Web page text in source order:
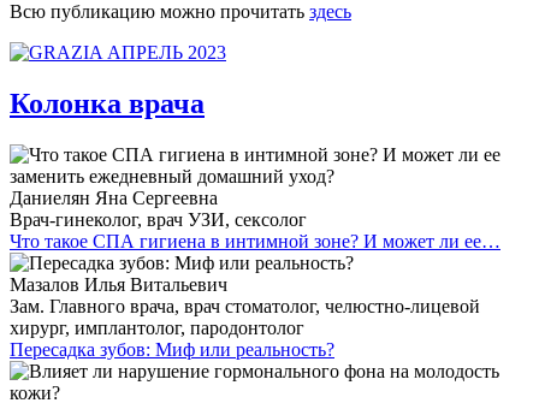
Всю публикацию можно прочитать здесь
Колонка врача
Даниелян Яна Сергеевна
Врач-гинеколог, врач УЗИ, сексолог
Что такое СПА гигиена в интимной зоне? И может ли ее…
Мазалов Илья Витальевич
Зам. Главного врача, врач стоматолог, челюстно-лицевой
хирург, имплантолог, пародонтолог
Пересадка зубов: Миф или реальность?